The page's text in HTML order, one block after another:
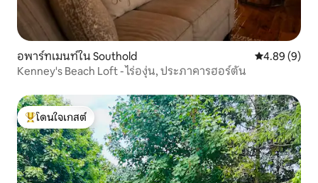
อพาร์ทเมนท์ใน Southold คะแนนเฉลี่ย
4.89 (9)
Kenney's Beach Loft - ไร่องุ่น, ประภาคารฮอร์ตัน
โดนใจเกสต์ที่สุด
โดนใจเกสต์